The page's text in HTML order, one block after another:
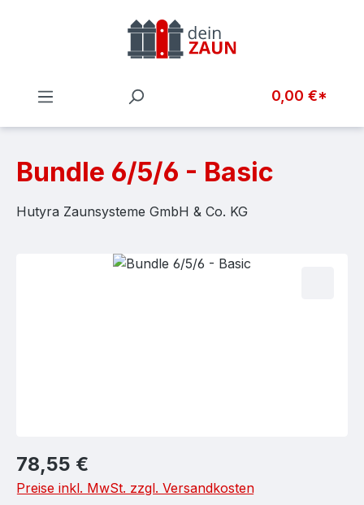
Zum Hauptinhalt springen
0,00 €*
Bundle 6/5/6 - Basic
Hutyra Zaunsysteme GmbH & Co. KG
Bildergalerie überspringen
Regulärer Preis:
78,55 €
Preise inkl. MwSt. zzgl. Versandkosten